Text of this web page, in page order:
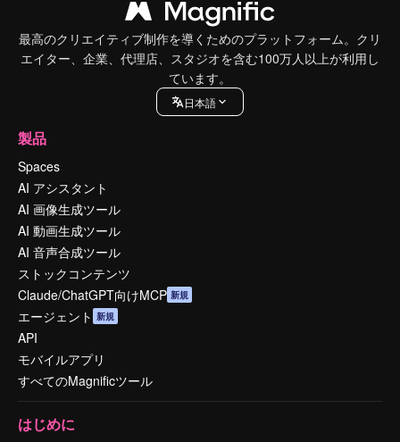
最高のクリエイティブ制作を導くためのプラットフォーム。クリ
エイター、企業、代理店、スタジオを含む100万人以上が利用し
ています。
日本語
製品
Spaces
AI アシスタント
AI 画像生成ツール
AI 動画生成ツール
AI 音声合成ツール
ストックコンテンツ
Claude/ChatGPT向けMCP 新規
エージェント 新規
API
モバイルアプリ
すべてのMagnificツール
はじめに